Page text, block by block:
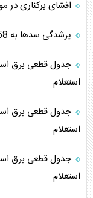
افشای برکناری در
پرشدگی سدها به 58درصد رسید
استعلام
استعلام
استعلام